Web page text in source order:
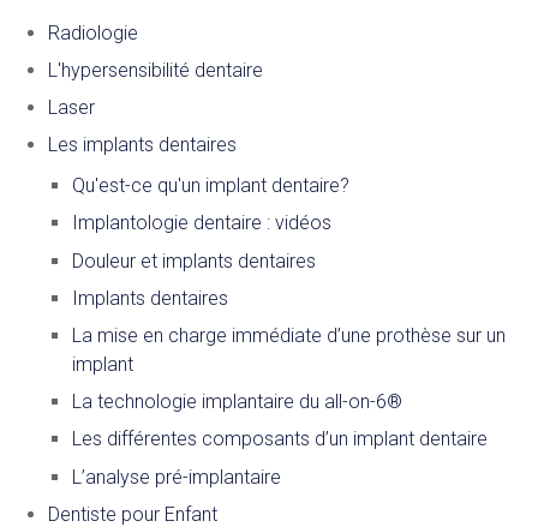
Radiologie
L'hypersensibilité dentaire
Laser
Les implants dentaires
Qu'est-ce qu'un implant dentaire?
Implantologie dentaire : vidéos
Douleur et implants dentaires
Implants dentaires
La mise en charge immédiate d’une prothèse sur un
implant
La technologie implantaire du all-on-6®
Les différentes composants d’un implant dentaire
L’analyse pré-implantaire
Dentiste pour Enfant